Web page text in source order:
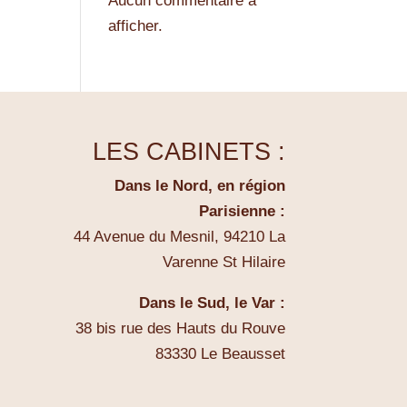
afficher.
LES CABINETS :
Dans le Nord, en région
Parisienne :
44 Avenue du Mesnil, 94210 La
Varenne St Hilaire
Dans le Sud, le Var :
38 bis rue des Hauts du Rouve
83330 Le Beausset